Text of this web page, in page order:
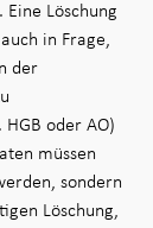
Löschung
in Frage,
der
oder AO)
müssen
sondern
Löschung,